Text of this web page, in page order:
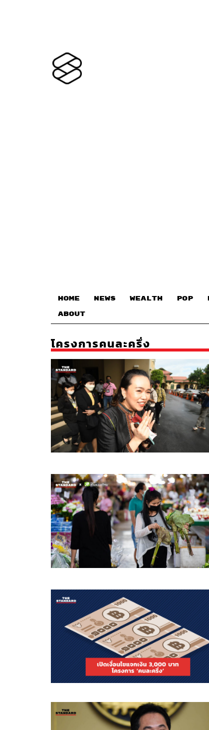
HOME NEWS WEALTH POP
ABOUT
โครงการคนละครึ่ง